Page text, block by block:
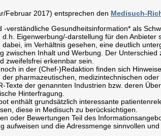
Februar 2017) entsprechen den Medisuch-
-verständliche Gesundheitsinformation* als
Eigenwerbung/-darstellung für den Anbieter
im Verhältnis gesehen, eine deutlich
zwischen Inhalt und Werbung. Der
zweifelsfrei erkennbar sein.
in der (Chef-)Redaktion finden sich
pharmazeutischen, medizintechnischen oder
Texte der genannten Industrien bzw. deren
Hinterfragung.
enthält grundsätzlich interessante
diese in Medisuch zu berücksichtigen.
oder Bewertungen Teil des
aufweisen und die Adressmenge sinnvollen